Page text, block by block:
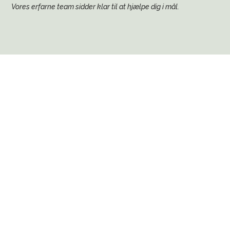
Vores erfarne team sidder klar til at hjælpe dig i mål.